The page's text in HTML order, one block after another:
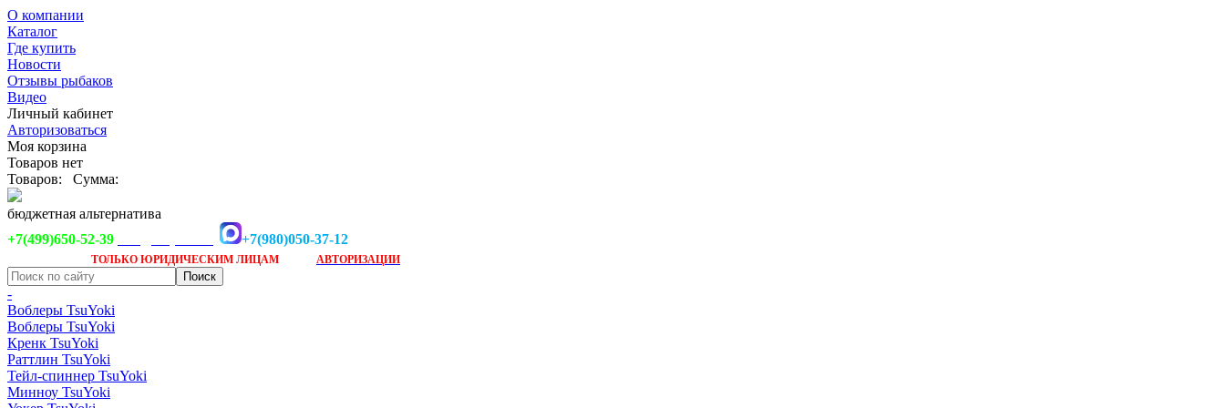
О компании
Каталог
Где купить
Новости
Отзывы рыбаков
Видео
Личный кабинет
Авторизоваться
Моя корзина
Товаров нет
Товаров:
Сумма:
бюджетная альтернатива
+7(499)650-52-39
+7(980)050-37-12
ТОЛЬКО ЮРИДИЧЕСКИМ ЛИЦАМ АВТОРИЗАЦИИ
-
Воблеры TsuYoki
Воблеры TsuYoki
Кренк TsuYoki
Раттлин TsuYoki
Тейл-спиннер TsuYoki
Минноу TsuYoki